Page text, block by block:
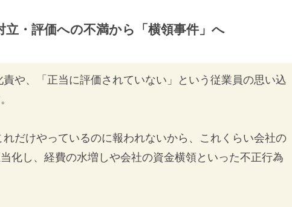
立・評価への不満から「横領事件」へ
責や、「正当に評価されていない」という従業員の思い込
れだけやっているのに報われないから、これくらい会社の
化し、経費の水増しや会社の資金横領といった不正行為